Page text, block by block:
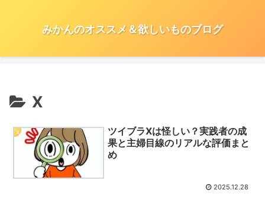
みかんのオススメ＆欲しいものブログ
X
X
ツイブラXは怪しい？実践者の成
果と主婦目線のリアルな評価まと
め
2025.12.28